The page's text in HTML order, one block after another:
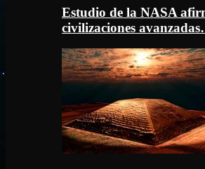
Estudio de la NASA
civilizaciones